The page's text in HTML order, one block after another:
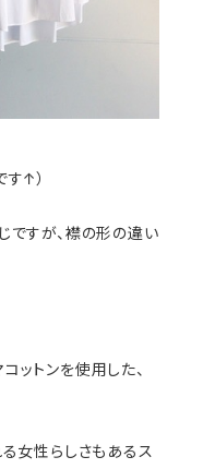
す↑）
ですが、襟の形の違い
ットンを使用した、
女性らしさもあるス